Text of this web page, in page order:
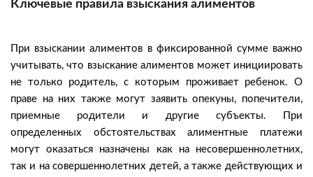
Ключевые правила взыскания алиментов
При взыскании алиментов в фиксированной сумме важно
учитывать, что взыскание алиментов может инициировать
не только родитель, с которым проживает ребенок. О
праве на них также могут заявить опекуны, попечители,
приемные родители и другие субъекты. При
определенных обстоятельствах алиментные платежи
могут оказаться назначены как на несовершеннолетних,
так и на совершеннолетних детей, а также действующих и